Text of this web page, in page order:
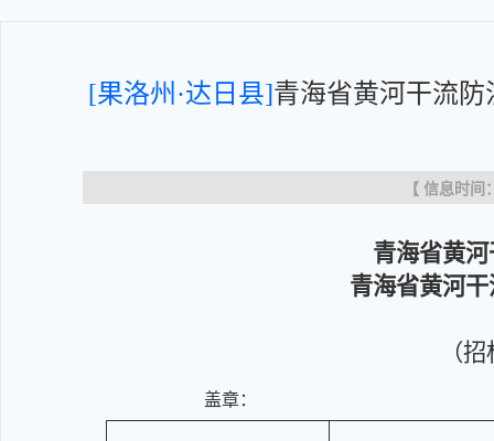
[果洛州·达日县]青海省黄河干流
【 信息时间
青海省黄
青海省黄河
（
盖章：